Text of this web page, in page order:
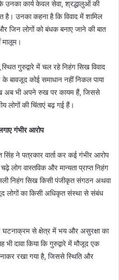
उनका कार्य केवल सेवा, श्रद्धालुओं की
उनका कहना है कि विवाद में शामिल
जिन लोगों को बंधक बनाए जाने की बात
मालूम।
गुरुद्वारे में चल रहे निहंग सिख विवाद
कोई समाधान नहीं निकल पाया
अब भी अपने रुख पर कायम हैं, जिससे
लोगों की चिंताएं बढ़ गई हैं।
गंभीर आरोप
ने पत्रकार वार्ता कर कई गंभीर आरोप
लोग वास्तविक और मान्यता प्राप्त निहंग
निहंग सिख किसी पंजीकृत संगठन अथवा
लोगों का किसी अधिकृत संस्था से संबंध
से क्षेत्र में भय और असुरक्षा का
भी दावा किया कि गुरुद्वारे में मौजूद एक
रखा गया है, जिससे स्थिति और